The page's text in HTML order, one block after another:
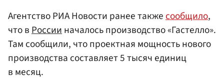
Агентство РИА Новости ранее такжесообщило,
что вРоссииначалось производство «Гастелло».
Там сообщили, что проектная мощность нового
производства составляет 5 тысяч единиц
в месяц.